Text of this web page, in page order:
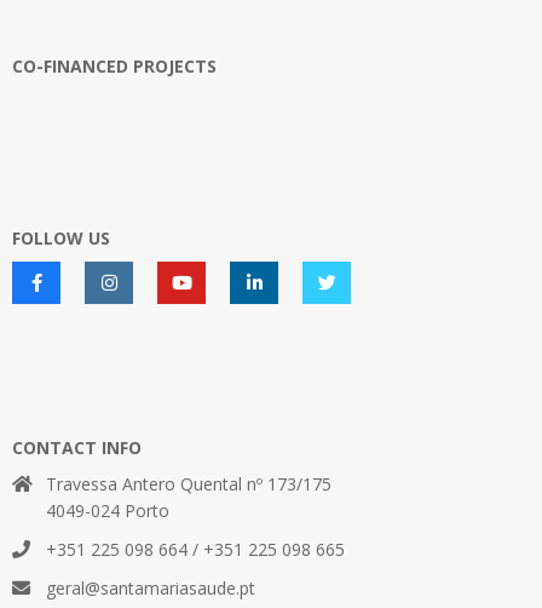
CO-FINANCED PROJECTS
FOLLOW US
CONTACT INFO
Travessa Antero Quental nº 173/175
4049-024 Porto
+351 225 098 664 / +351 225 098 665
geral@santamariasaude.pt